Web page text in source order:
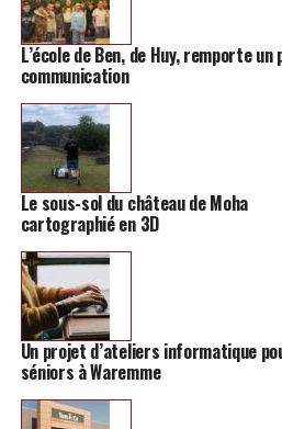
Pour rappel, la commune avait
passé son intention d’investir
dans la réfection des voiries
TAGS FEATURED
SUIVANT
Deux jours pour fêter la fin des
NE MANQUEZ PAS
Un nouveau coiffeur ouvre ses
L’école de Ben, de Huy, remporte un
communication
Le sous-sol du château de Moha
cartographié en 3D
Un projet d’ateliers informatique
séniors à Waremme